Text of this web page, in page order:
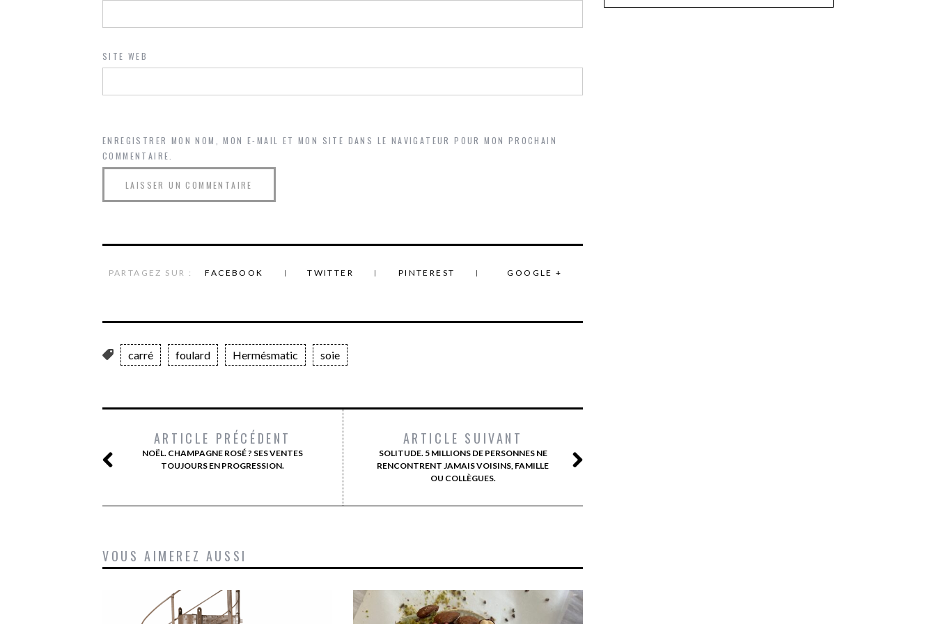
SITE WEB
ENREGISTRER MON NOM, MON E-MAIL ET MON SITE DANS LE NAVIGATEUR POUR MON PROCHAIN
COMMENTAIRE.
PARTAGEZ SUR : FACEBOOK TWITTER PINTEREST GOOGLE +
carré foulard Hermésmatic soie
ARTICLE PRÉCÉDENT
NOËL. CHAMPAGNE ROSÉ ? SES VENTES
TOUJOURS EN PROGRESSION.
ARTICLE SUIVANT
SOLITUDE. 5 MILLIONS DE PERSONNES NE
RENCONTRENT JAMAIS VOISINS, FAMILLE
OU COLLÈGUES.
VOUS AIMEREZ AUSSI